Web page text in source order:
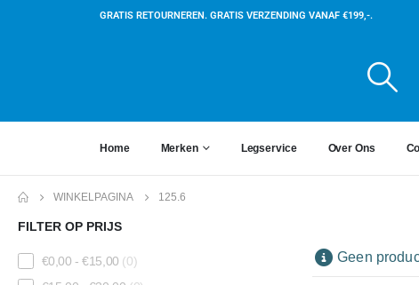
GRATIS RETOURNEREN. GRATIS VERZENDING VANAF €199,-.
Home Merken Legservice Over Ons
WINKELPAGINA 125.6
Geen
FILTER OP PRIJS
€0,00 -€15,00 (0)